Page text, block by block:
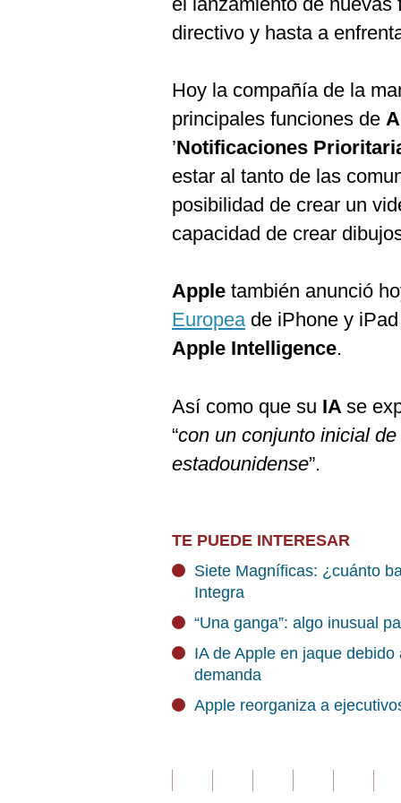
directivo y hasta a
Hoy la compañía de la
principales funciones de
’Notificaciones
estar al tanto de las
posibilidad de crear un
capacidad de crear
Apple también anunció
Europeade iPhone y
Apple Intelligence.
Así como que su IA se
“con un conjunto inicial
estadounidense”.
TE PUEDE INTERESAR
Siete Magníficas: ¿cuánto
Integra
“Una ganga”: algo inusual
IA de Apple en jaque
demanda
Apple reorganiza a